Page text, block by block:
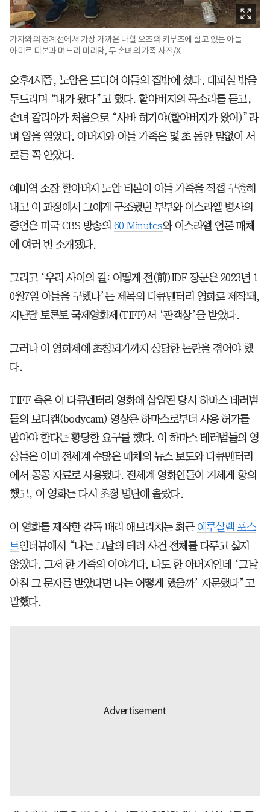
가자와의 경계선에서 가장 가까운 나할 오즈의 키부츠에 살고 있는 아들
아미르 티본과 며느리 미리암, 두 손녀의 가족 사진/X
오후4시쯤, 노암은 드디어 아들의 집밖에 섰다. 대피실 밖을
두드리며 “내가 왔다”고 했다. 할아버지의 목소리를 듣고,
손녀 갈리아가 처음으로 “사바 히기야(할아버지가 왔어)”라
며 입을 열었다. 아버지와 아들 가족은 몇 초 동안 말없이 서
로를 꼭 안았다.
예비역 소장 할아버지 노암 티본이 아들 가족을 직접 구출해
내고 이 과정에서 그에게 구조됐던 부부와 이스라엘 병사의
증언은 미국 CBS 방송의 60 Minutes와 이스라엘 언론 매체
에 여러 번 소개됐다.
그리고 ‘우리 사이의 길: 어떻게 전(前)IDF 장군은 2023년 1
0월7일 아들을 구했나’는 제목의 다큐멘터리 영화로 제작돼,
지난달 토론토 국제영화제(TIFF)서 ‘관객상’을 받았다.
그러나 이 영화제에 초청되기까지 상당한 논란을 겪어야 했
다.
TIFF 측은 이 다큐멘터리 영화에 삽입된 당시 하마스 테러범
들의 보디캠(bodycam) 영상은 하마스로부터 사용 허가를
받아야 한다는 황당한 요구를 했다. 이 하마스 테러범들의 영
상들은 이미 전세계 수많은 매체의 뉴스 보도와 다큐멘터리
에서 공공 자료로 사용됐다. 전세계 영화인들이 거세게 항의
했고, 이 영화는 다시 초청 명단에 올랐다.
이 영화를 제작한 감독 배리 애브리치는 최근 예루살렘 포스
트인터뷰에서 “나는 그날의 테러 사건 전체를 다루고 싶지
않았다. 그저 한 가족의 이야기다. 나도 한 아버지인데 ‘그날
아침 그 문자를 받았다면 나는 어떻게 했을까’ 자문했다”고
말했다.